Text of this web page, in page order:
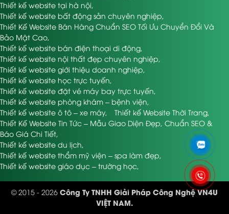
Thiết kế website tại hà nội,
Thiết kế website bất động sản chuyên nghiệp,
Thiết Kế Website Bán Hàng Chuẩn SEO Tối Ưu Chuyển Đổi Và
Bảo Mật Cao,
Thiết kế website bán điện thoại di động,
Thiết kế website nội thất đẹp chuyên nghiệp,
Thiết kế website giới thiệu doanh nghiệp,
Thiết kế website học trực tuyến,
Thiết kế website đặt vé máy bay trực tuyến,
Thiết kế website phòng khám – bệnh viện,
Thiết kế website ô tô – xe máy, Thiết kế Website Thời Trang,
Thiết Kế Website Tin Tức – Mẫu Giao Diện Đẹp, Chuẩn SEO &
Báo Giá Chi Tiết,
Thiết kế website du lịch,
Thiết kế website thẩm mỹ viện – spa làm đẹp,
Thiết kế website giáo dục – trường học,
© 2015 - 2026 Công Ty TNHH Giải Pháp Công Nghệ VN4U
VIỆT NAM.